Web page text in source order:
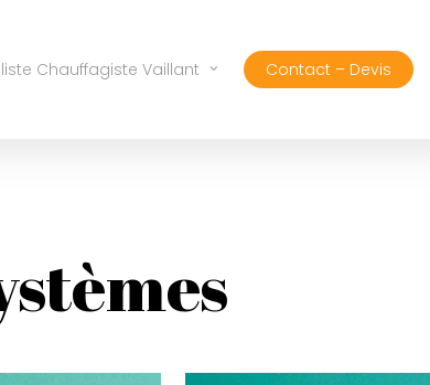
Chauffagiste Vaillant Contact – Devis